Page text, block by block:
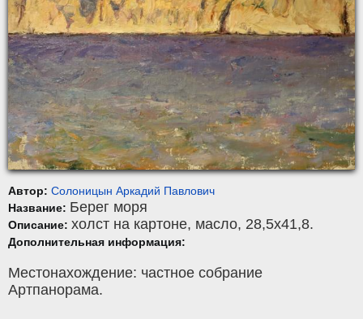
Автор: Солоницын Аркадий Павлович
Название: Берег моря
Описание: холст на картоне, масло, 28,5x41,8.
Дополнительная информация:
Местонахождение: частное собрание
Артпанорама.